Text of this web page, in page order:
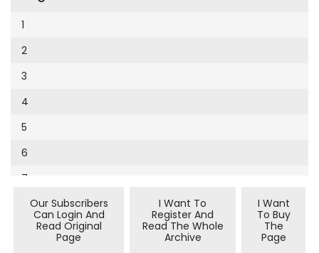
Cumhuriyet Sağlıklı Beslenme
Cumhuriyet Sokak
Cumhuriyet Spor
Cumhuriyet Strateji
Cumhuriyet Tarım
Cumhuriyet Yılbaşı
Çerçeve Eki
Dergi Eki
Ekonomi Eki
1994
9
10
11
12
13
14
15
16
1
2
3
4
5
6
7
Our Subscribers
Can Login And
Read Original
Page
I Want To
Register And
Read The Whole
Archive
I Want
To Buy
The
Page